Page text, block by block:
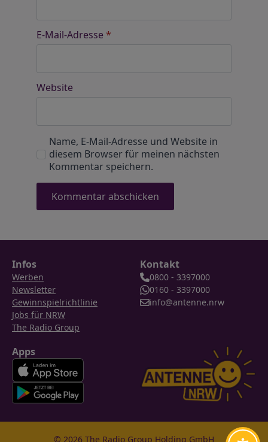
E-Mail-Adresse *
Website
Name, E-Mail-Adresse und Website in
diesem Browser für meinen nächsten
Kommentar speichern.
Infos
Werben
Newsletter
Gewinnspielrichtlinie
Jobs für NRW
The Radio Group
Kontakt
0800 - 3397000
0160 - 3397000
info@antenne.nrw
Apps
© 2026 The Radio Group Holding GmbH